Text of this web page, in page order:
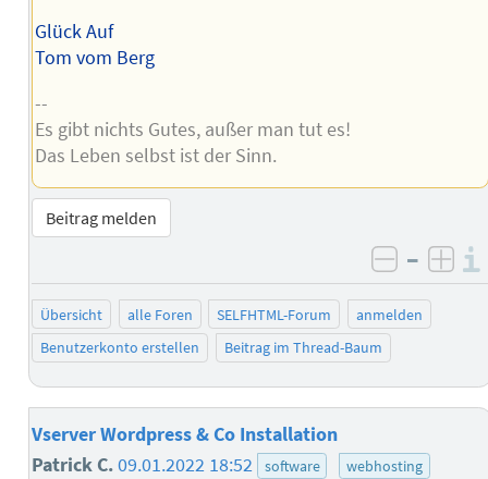
Glück Auf
Tom vom Berg
--
Es gibt nichts Gutes, außer man tut es!
Das Leben selbst ist der Sinn.
Beitrag melden
negativ
–
Übersicht alle Foren SELFHTML-Forum
anmelden
Benutzerkonto erstellen
Beitrag im Thread-Baum
Vserver Wordpress & Co Installation
Patrick C.09.01.2022 18:52 software
webhosting